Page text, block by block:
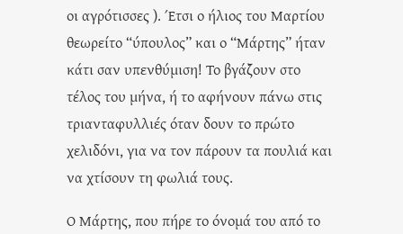
οι αγρότισσες ). Έτσι ο ήλιος του Μαρτίου
θεωρείτο “ύπουλος” και ο “Μάρτης” ήταν
κάτι σαν υπενθύμιση! Το βγάζουν στο
τέλος του μήνα, ή το αφήνουν πάνω στις
τριανταφυλλιές όταν δουν το πρώτο
χελιδόνι, για να τον πάρουν τα πουλιά και
να χτίσουν τη φωλιά τους.
Ο Μάρτης, που πήρε το όνομά του από το